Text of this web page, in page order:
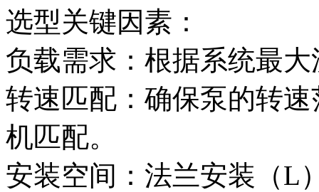
选型关键因素：
负载需求：根据系统最
转速匹配：确保泵的转
机匹配。
安装空间：法兰安装（L